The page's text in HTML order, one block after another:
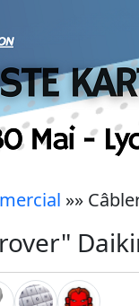
»»